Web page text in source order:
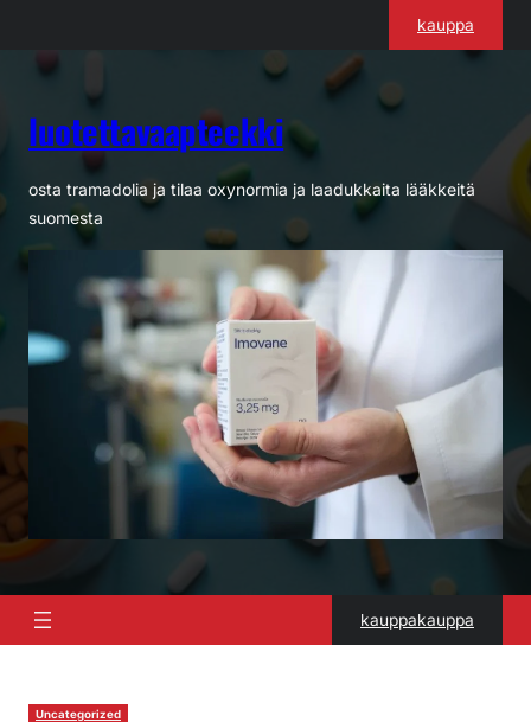
kauppa
luotettavaapteekki
osta tramadolia ja tilaa oxynormia ja laadukkaita lääkkeitä
suomesta
kauppakauppa
Uncategorized